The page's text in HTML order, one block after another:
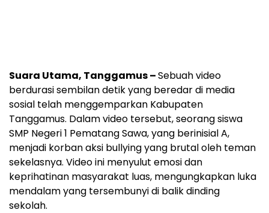
Suara Utama, Tanggamus –Sebuah video
berdurasi sembilan detik yang beredar di media
sosial telah menggemparkan Kabupaten
Tanggamus. Dalam video tersebut, seorang siswa
SMP Negeri 1 Pematang Sawa, yang berinisial A,
menjadi korban aksi bullying yang brutal oleh teman
sekelasnya. Video ini menyulut emosi dan
keprihatinan masyarakat luas, mengungkapkan luka
mendalam yang tersembunyi di balik dinding
sekolah.